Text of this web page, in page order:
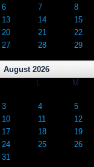
6
7 8
13
14 15
20
21 22
27
28 29
August 2026
L
M
3
4 5
10
11 12
17
18 19
24
25 26
31